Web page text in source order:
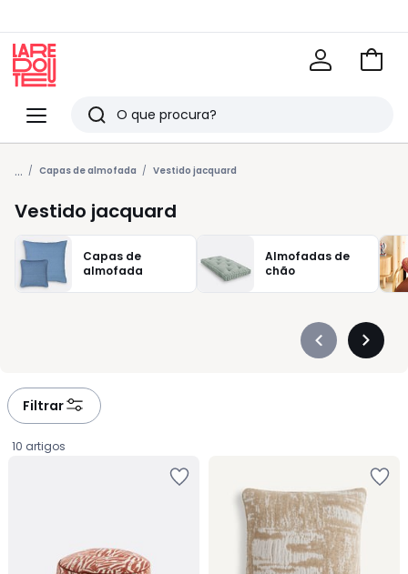
Menu
Redoute
Pesquisar
Últimos
artigos
vistos
Ir
... Capas de almofada Vestido jacquard
Vestido jacquard
Capas de
almofada
Almofadas de
chão
Précédent
Filtrar
10 artigos